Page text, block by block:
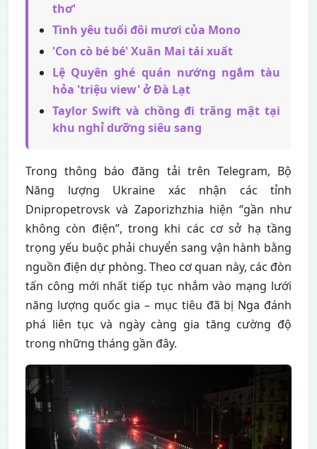
thơ'
Tình yêu tuổi đôi mươi của Mono
'Con cò bé bé' Xuân Mai tái xuất
Lệ Quyên ghé quán nướng ngắm tàu
hỏa 'triệu view' ở Đà Lạt
Taylor Swift và chồng đi trăng mật tại
khu nghỉ dưỡng siêu sang
Trong thông báo đăng tải trên Telegram, Bộ
Năng lượng Ukraine xác nhận các tỉnh
Dnipropetrovsk và Zaporizhzhia hiện “gần như
không còn điện”, trong khi các cơ sở hạ tầng
trọng yếu buộc phải chuyển sang vận hành bằng
nguồn điện dự phòng. Theo cơ quan này, các đòn
tấn công mới nhất tiếp tục nhắm vào mạng lưới
năng lượng quốc gia – mục tiêu đã bị Nga đánh
phá liên tục và ngày càng gia tăng cường độ
trong những tháng gần đây.